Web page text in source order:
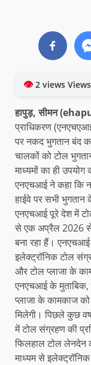
👁2 views Views
हापुड़, सीमन
प्राधिकरण
पर नकद भुगतान बंद
चालकों को टोल
माध्यमों का ही उपयोग
एनएचआई ने कहा कि
हाईवे पर सभी भुगतान
एनएचआई पूरे देश में
से एक अप्रैल 2026 से
बना रहा हैं।
इलेक्ट्रॉनिक टोल
और टोल प्लाजा के
एनएचआई के
प्लाजा के कामकाज
मिलेगी। पिछले कुछ
में टोल संग्रहण की
फिलहाल टोल लेनदेन
माध्यम से